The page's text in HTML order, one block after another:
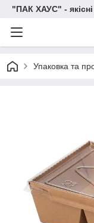
"ПАК ХАУС" -
Упаковка та